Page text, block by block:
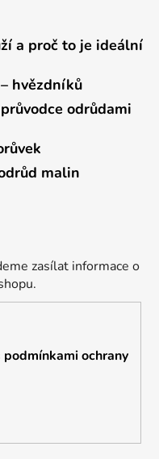
a proč to je ideální
hvězdníků
odrůdami
malin
zasílat informace o
podmínkami ochrany